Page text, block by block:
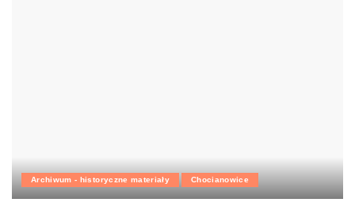
Archiwum - historyczne materiały Chocianowice